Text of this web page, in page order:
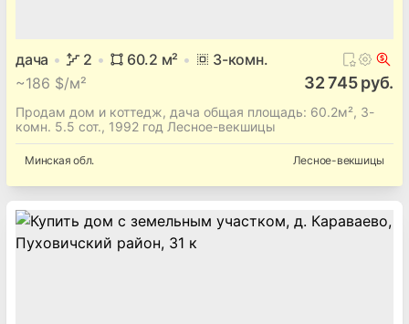
дача 2 60.2 м² 3-комн.
~186 $/м² 32 745 руб.
Продам дом и коттедж, дача общая площадь: 60.2м², 3-
комн. 5.5 сот., 1992 год Лесное-векшицы
Минская обл. Лесное-векшицы